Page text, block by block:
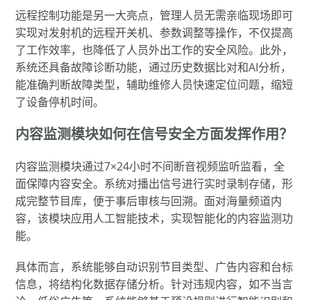
远程控制功能是另一大亮点，管理人员无需亲临现场即可
实现对发射机的远程开关机、参数调整等操作，不仅提高
了工作效率，也降低了人员外出工作的安全风险。此外，
系统还具备故障诊断功能，通过历史数据比对和AI分析，
能准确判断故障类型，辅助维修人员快速定位问题，缩短
了设备停机时间。
内容监测模块如何在信号安全方面发挥作用？
内容监测模块通过7×24小时不间断音视频监听监看，全
面保障内容安全。系统对播出信号进行实时录制存储，形
成完整节目库，便于事后审核与回溯。面对海量频道内
容，该模块应用人工智能技术，实现智能化的内容监测功
能。
具体而言，系统能够自动识别节目类型、广告内容和台标
信息，将结构化数据存储分析。针对违规内容，如不当言